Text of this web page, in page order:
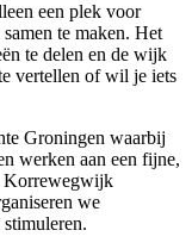
een plek voor
te maken. Het
te delen en de wijk
vertellen of wil je iets
Groningen waarbij
werken aan een fijne,
Korrewegwijk
we